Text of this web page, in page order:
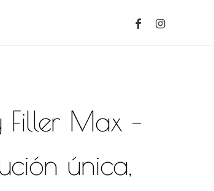
facebookinstagram
Max –
única,
Filler Max –